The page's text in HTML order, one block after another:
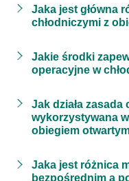
Jaka jest główna
chłodniczymi z
Jakie środki
operacyjne w
Jak działa zasada
wykorzystywana
obiegiem
Jaka jest różnica
bezpośrednim a